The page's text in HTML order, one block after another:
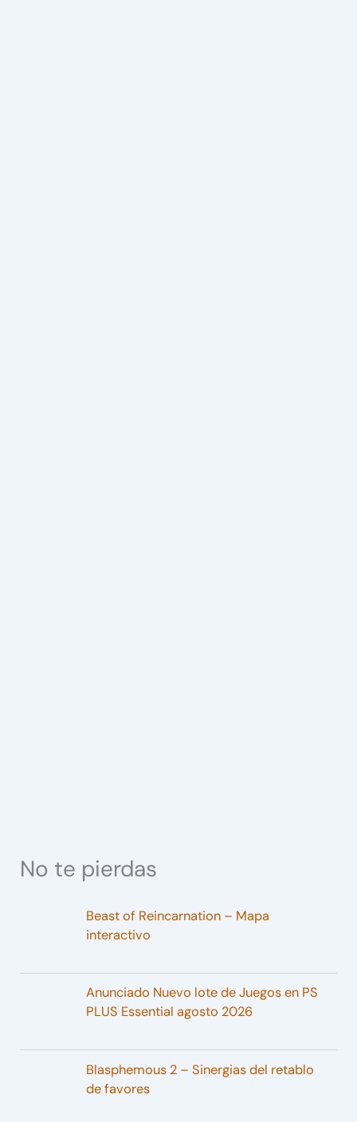
No te pierdas
Beast of Reincarnation – Mapa
interactivo
Anunciado Nuevo lote de Juegos en PS
PLUS Essential agosto 2026
Blasphemous 2 – Sinergias del retablo
de favores